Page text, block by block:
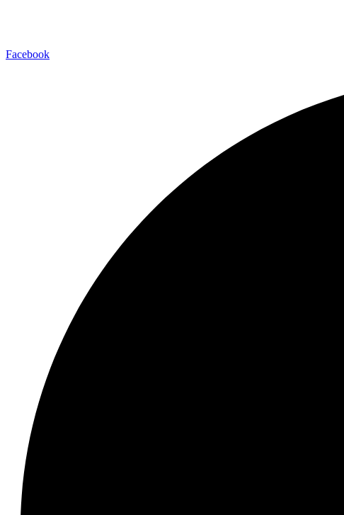
Facebook